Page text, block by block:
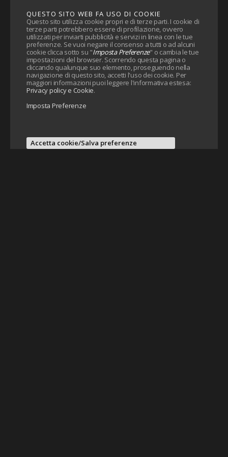
QUESTO SITO WEB FA USO DI COOKIE
Questo sito utilizza cookie propri e di terze parti. I cookie di
terze parti potrebbero essere di profilazione, ovvero
utilizzati per inviarti pubblicità e servizi in linea con le tue
preferenze. Se vuoi negare il consenso a tutti o ad alcuni
cookie clicca sotto su "Imposta Preferenze" o cambia le tue
impostazioni del browser. Scorrendo questa pagina o
cliccando qualunque suo elemento, proseguendo nella
navigazione di questo sito, accetti l'uso dei cookie. Per
maggiori informazioni puoi leggere l'informativa estesa:
Privacy policy e Cookie.
Imposta Preferenze
Accetta cookie/Salva preferenze